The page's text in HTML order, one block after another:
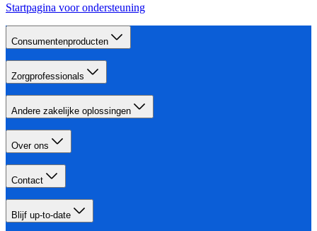
Startpagina voor ondersteuning
Consumentenproducten
Zorgprofessionals
Andere zakelijke oplossingen
Over ons
Contact
Blijf up-to-date